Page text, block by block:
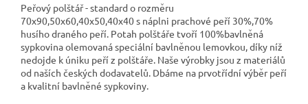
Peřový polštář - standard o rozměru
70x90,50x60,40x50,40x40 s náplni prachové peří 30%,70%
husího draného peří. Potah polštáře tvoří 100%bavlněná
sypkovina olemovaná speciální bavlněnou lemovkou, díky níž
nedojde k úniku peří z polštáře. Naše výrobky jsou z materiálů
od naších českých dodavatelů. Dbáme na prvotřídní výběr peří
a kvalitní bavlněné sypkoviny.